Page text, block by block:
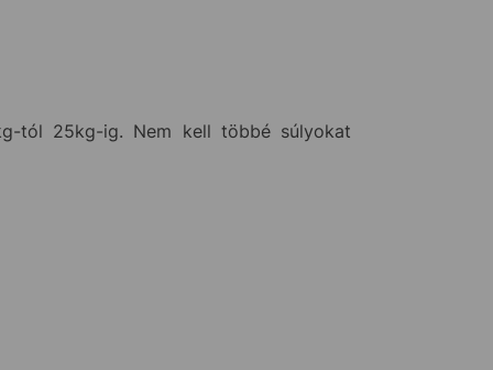
tól 25kg-ig. Nem kell többé súlyokat